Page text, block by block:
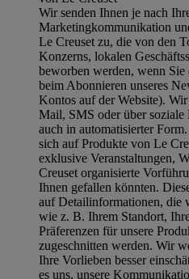
Wir senden Ihnen je nach
Marketingkommunikation
Le Creuset zu, die von den
Konzerns, lokalen
beworben werden, wenn
beim Abonnieren unseres
Kontos auf der Website).
Mail, SMS oder über
auch in automatisierter
sich auf Produkte von Le
exklusive Veranstaltungen,
Creuset organisierte
Ihnen gefallen könnten.
auf Detailinformationen, die
wie z. B. Ihrem Standort,
Präferenzen für unsere
zugeschnitten werden. Wir
Ihre Vorlieben besser
es uns, unsere